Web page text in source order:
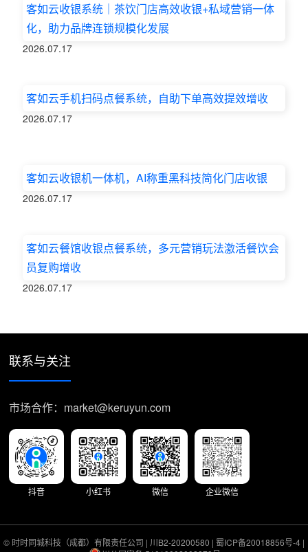
客如云收银系统｜茶饮门店高效收银+私域营销一体
化，助力品牌连锁规模化发展
2026.07.17
客如云手机扫码点餐系统，自助下单高效提效增收
2026.07.17
客如云收银机一体机，AI称重黑科技简化门店收银
2026.07.17
客如云餐馆收银点餐系统，多元营销玩法激活餐饮会
员复购增收
2026.07.17
联系与关注
市场合作：market@keruyun.com
抖音 小红书 微信 企业微信
© 时时同城科技（成都）有限责任公司 | 川B2-20200580 | 蜀ICP备20018856号-4 |